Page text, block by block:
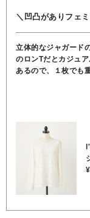
＼凹凸がありフェ
立体的なジャガードの
のロンTだとカジュ
あるので、１枚でも重ね着
ワも気になりにくい
ゼットにあると一番手に
んのりとした透け感
体／ポリエステル